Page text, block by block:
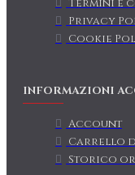
Termini e
Privacy
Cookie
INFORMAZIONI
Account
Carrello
Storico